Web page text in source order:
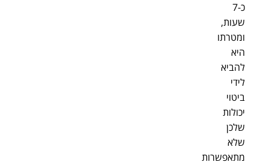
כ-7
שעות,
ומטרתו
היא
להביא
לידי
ביטוי
יכולות
שלכן
שלא
מתאפשרות